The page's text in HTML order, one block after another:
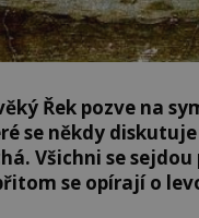
Řek pozve na
se někdy
Všichni se
se opírají o